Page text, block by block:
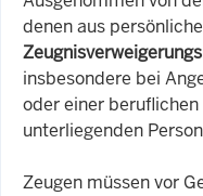
denen aus
insbesondere bei
oder einer
unterliegenden
Zeugen müssen vor